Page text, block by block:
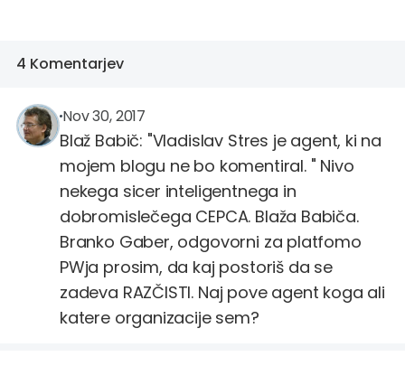
4 Komentarjev
vladislav.stres
@vladislav.stres
Nov 30, 2017
Blaž Babič: "Vladislav Stres je agent, ki na
mojem blogu ne bo komentiral. " Nivo
nekega sicer inteligentnega in
dobromislečega CEPCA. Blaža Babiča.
Branko Gaber, odgovorni za platfomo
PWja prosim, da kaj postoriš da se
zadeva RAZČISTI. Naj pove agent koga ali
katere organizacije sem?